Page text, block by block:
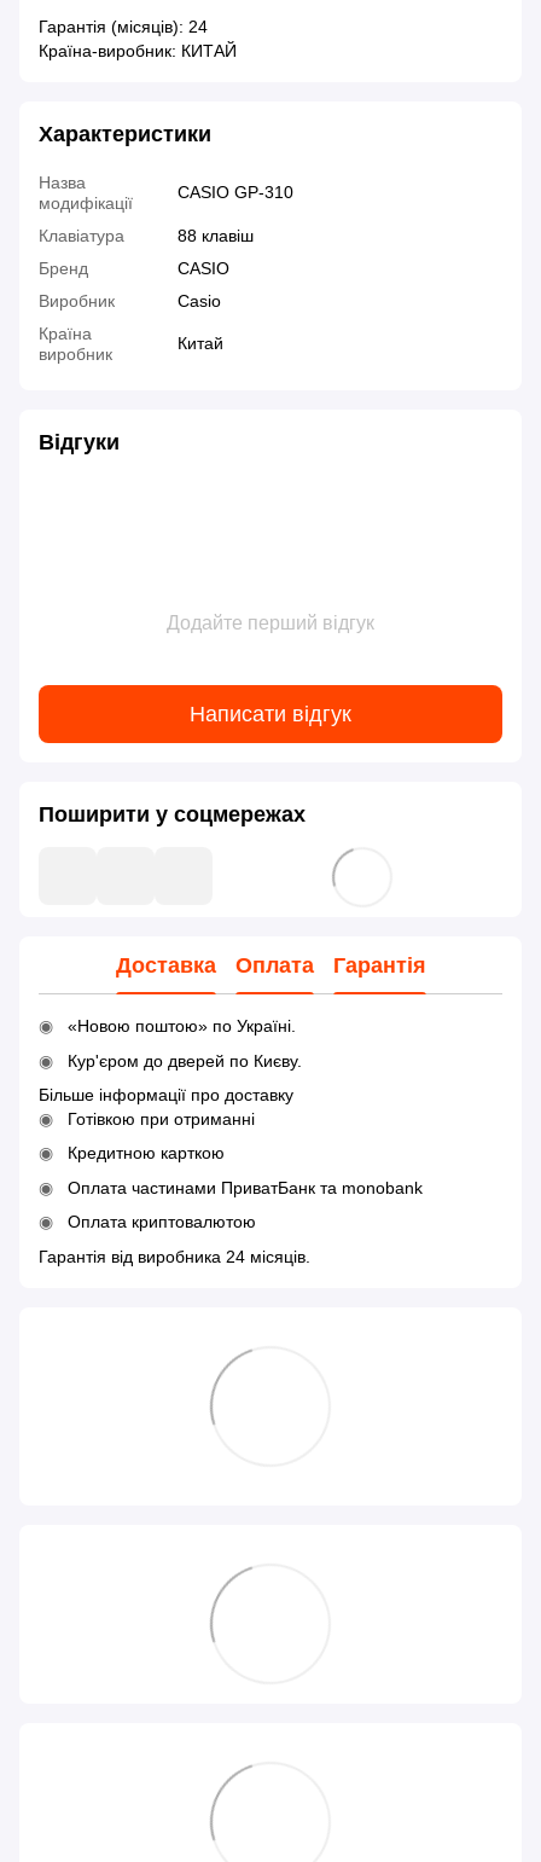
Гарантія (місяців): 24
Країна-виробник: КИТАЙ
Характеристики
Назва
модифікації
CASIO GP-310
Клавіатура
88 клавіш
Бренд
CASIO
Виробник
Casio
Країна
виробник
Китай
Відгуки
Додайте перший відгук
Написати відгук
Поширити у соцмережах
Доставка Оплата Гарантія
«Новою поштою» по Україні.
Кур'єром до дверей по Києву.
Більше інформації про доставку
Готівкою при отриманні
Кредитною карткою
Оплата частинами ПриватБанк та monobank
Оплата криптовалютою
Гарантія від виробника 24 місяців.